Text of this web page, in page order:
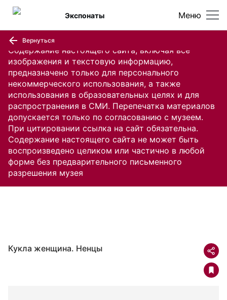
Содержание настоящего сайта, включая все
изображения и текстовую информацию,
предназначено только для персонального
некоммерческого использования, а также
использования в образовательных целях и для
распространения в СМИ. Перепечатка материалов
допускается только по согласованию с музеем.
При цитировании ссылка на сайт обязательна.
Содержание настоящего сайта не может быть
воспроизведено целиком или частично в любой
форме без предварительного письменного
разрешения музея
Меню
Экспонаты
Вернуться
Кукла женщина. Ненцы